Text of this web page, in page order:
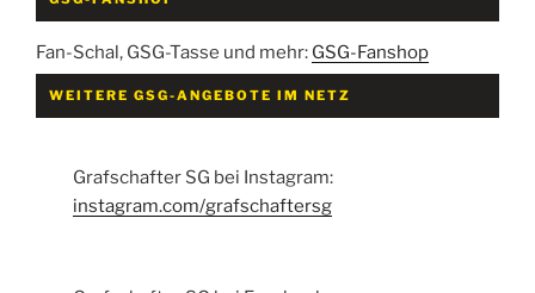
Fan-Schal, GSG-Tasse und mehr: GSG-Fanshop
WEITERE GSG-ANGEBOTE IM NETZ
Grafschafter SG bei Instagram:
instagram.com/grafschaftersg